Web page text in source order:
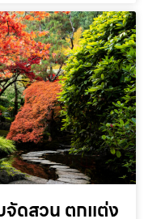
จัดสวน ตกแต่ง